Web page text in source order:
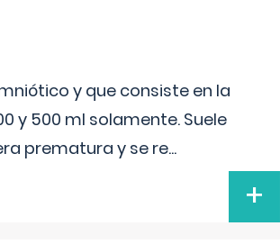
y que consiste en la
y 500 ml solamente. Suele
prematura y se re...
+